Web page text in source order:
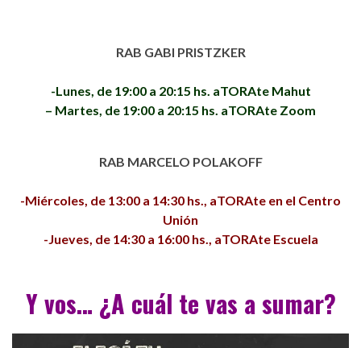
RAB GABI PRISTZKER
-Lunes, de 19:00 a 20:15 hs. aTORAte Mahut
– Martes, de 19:00 a 20:15 hs. aTORAte Zoom
RAB MARCELO POLAKOFF
-Miércoles, de 13:00 a 14:30 hs., aTORAte en el Centro
Unión
-Jueves, de 14:30 a 16:00 hs., aTORAte Escuela
Y vos… ¿A cuál te vas a sumar?